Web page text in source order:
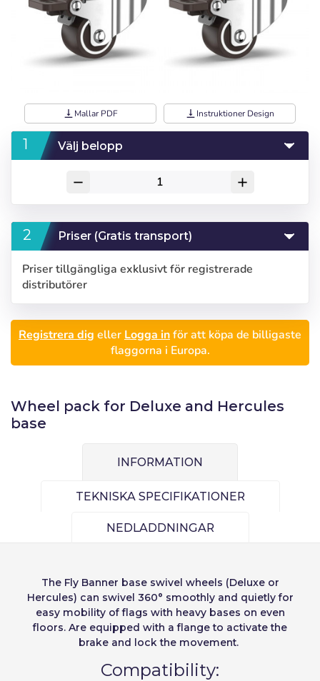
Logga in
Återställ lösenord
Skapa konto
Välj språk
Português
Français
Sverige
Denmark
Slovenija
Finnish
Norway
vertical_align_bottom Mallar PDF vertical_align_bottom Instruktioner Design
Välj belopp
remove add
Priser (Gratis transport)
Priser tillgängliga exklusivt för registrerade
distributörer
Registrera dig eller Logga inför att köpa de billigaste
flaggorna i Europa.
Wheel pack for Deluxe and Hercules
base
INFORMATION
TEKNISKA SPECIFIKATIONER
NEDLADDNINGAR
The Fly Banner base swivel wheels (Deluxe or
Hercules) can swivel 360° smoothly and quietly for
easy mobility of flags with heavy bases on even
floors. Are equipped with a flange to activate the
brake and lock the movement.
Compatibility:
Enheter
Enhets pris
Espera, por favor